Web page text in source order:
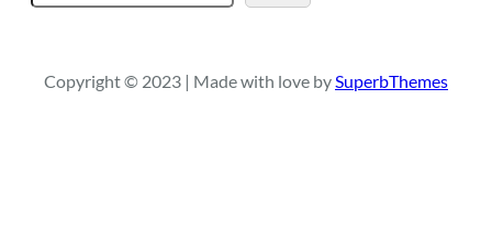
e
c
Copyright © 2023 | Made with love by SuperbThemes